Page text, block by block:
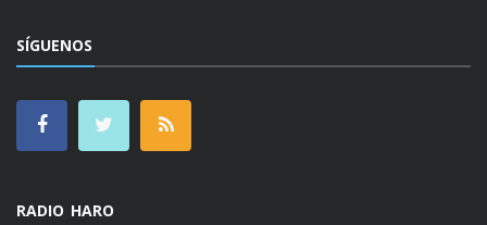
SÍGUENOS
RADIO HARO